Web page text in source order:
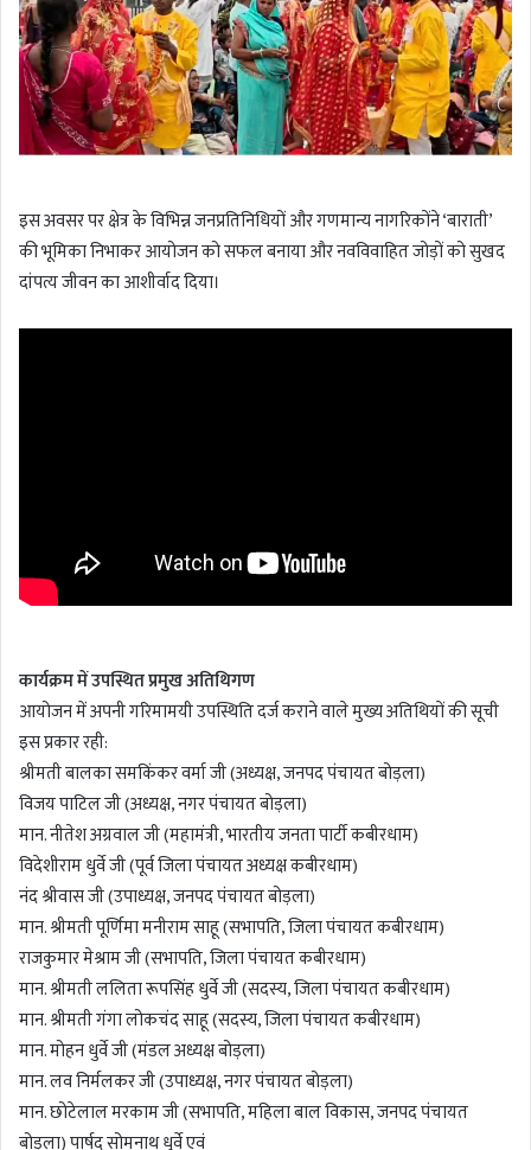
इस अवसर पर क्षेत्र के विभिन्न जनप्रतिनिधियों और गणमान्य नागरिकोंने ‘बाराती’
की भूमिका निभाकर आयोजन को सफल बनाया और नवविवाहित जोड़ों को सुखद
दांपत्य जीवन का आशीर्वाद दिया।
कार्यक्रम में उपस्थित प्रमुख अतिथिगण
आयोजन में अपनी गरिमामयी उपस्थिति दर्ज कराने वाले मुख्य अतिथियों की सूची
इस प्रकार रही:
श्रीमती बालका समकिंकर वर्मा जी (अध्यक्ष, जनपद पंचायत बोड़ला)
विजय पाटिल जी (अध्यक्ष, नगर पंचायत बोड़ला)
मान. नीतेश अग्रवाल जी (महामंत्री, भारतीय जनता पार्टी कबीरधाम)
विदेशीराम धुर्वे जी (पूर्व जिला पंचायत अध्यक्ष कबीरधाम)
नंद श्रीवास जी (उपाध्यक्ष, जनपद पंचायत बोड़ला)
मान. श्रीमती पूर्णिमा मनीराम साहू (सभापति, जिला पंचायत कबीरधाम)
राजकुमार मेश्राम जी (सभापति, जिला पंचायत कबीरधाम)
मान. श्रीमती ललिता रूपसिंह धुर्वे जी (सदस्य, जिला पंचायत कबीरधाम)
मान. श्रीमती गंगा लोकचंद साहू (सदस्य, जिला पंचायत कबीरधाम)
मान. मोहन धुर्वे जी (मंडल अध्यक्ष बोड़ला)
मान. लव निर्मलकर जी (उपाध्यक्ष, नगर पंचायत बोड़ला)
मान. छोटेलाल मरकाम जी (सभापति, महिला बाल विकास, जनपद पंचायत
बोड़ला) पार्षद सोमनाथ धुर्वे एवं